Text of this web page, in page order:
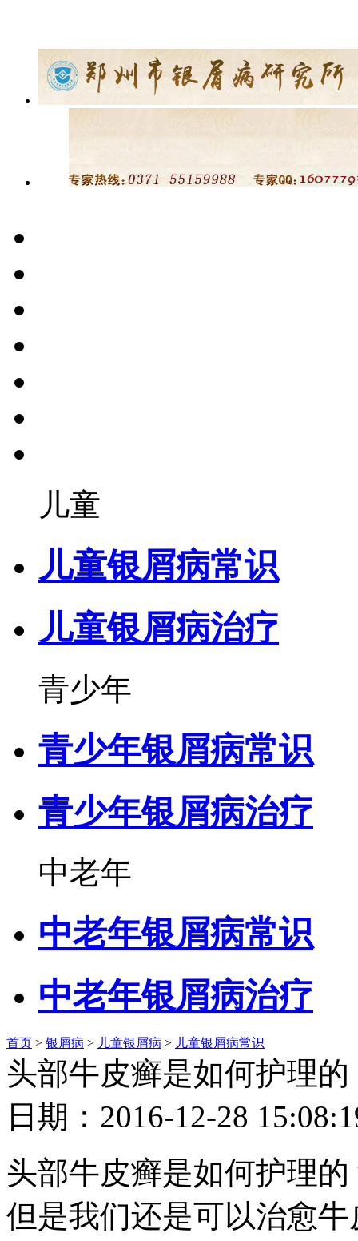
儿童
儿童银屑病常识
儿童银屑病治疗
青少年
青少年银屑病常识
青少年银屑病治疗
中老年
中老年银屑病常识
中老年银屑病治疗
首页 > 银屑病 > 儿童银屑病 > 儿童银屑病常识
头部牛皮癣是如何护理的
日期：2016-12-28
头部牛皮癣是如何护理
但是我们还是可以治愈